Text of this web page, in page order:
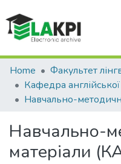
Communities & Collections
All of DSpace
Home
Навчально-
матеріали